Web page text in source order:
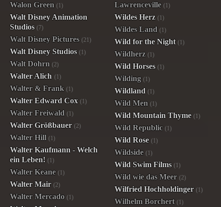
Walon Green (1)
Walt Disney Animation
Studios (7)
Walt Disney Pictures (21)
Walt Disney Studios (1)
Walt Dohrn (2)
Walter Alich (1)
Walter & Frank (1)
Walter Edward Cox (1)
Walter Freiwald (1)
Walter Größbauer (2)
Walter Hill (1)
Walter Kaufmann - Welch
ein Leben! (1)
Walter Keane (1)
Walter Mair (2)
Walter Mercado (1)
Lawrenceville (1)
Wildes Herz (1)
Wildes Land (1)
Wild for the Night (1)
Wildherz (1)
Wild Horses (1)
Wilding (1)
Wildland (1)
Wild Men (1)
Wild Mountain Thyme (1)
Wild Republic (1)
Wild Rose (1)
Wildside (1)
Wild Swim Films (1)
Wild wie das Meer (2)
Wilfried Hochholdinger (1)
Wilhelm Borchert (1)